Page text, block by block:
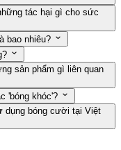
tác hại gì cho sức
bao nhiêu?
sản phẩm gì liên quan
'bóng khóc'?
dụng bóng cười tại Việt